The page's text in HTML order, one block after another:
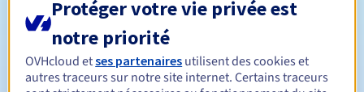
Durée de réservation Entre 1 et 10 ans
Durée de renouvellement Entre 1 et 10 ans
Protéger votre vie privée est
notre priorité
OVHcloud etses partenaires utilisent des cookies et
autres traceurs sur notre site internet. Certains traceurs